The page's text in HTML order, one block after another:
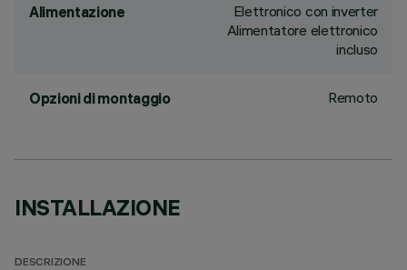
Alimentazione
Elettronico con inverter
Alimentatore elettronico
incluso
Opzioni di montaggio Remoto
INSTALLAZIONE
DESCRIZIONE